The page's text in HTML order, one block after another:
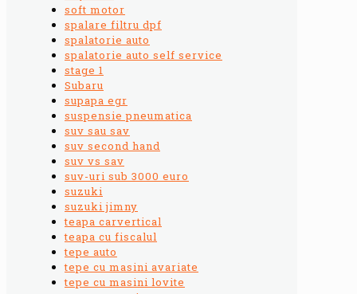
soft motor
spalare filtru dpf
spalatorie auto
spalatorie auto self service
stage 1
Subaru
supapa egr
suspensie pneumatica
suv sau sav
suv second hand
suv vs sav
suv-uri sub 3000 euro
suzuki
suzuki jimny
teapa carvertical
teapa cu fiscalul
tepe auto
tepe cu masini avariate
tepe cu masini lovite